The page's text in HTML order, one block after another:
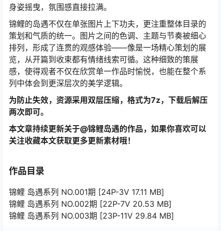
身姿摇曳，氛围感直接拉满。
锦鲤的岛遇不仅在单张图片上下功夫，更注重整体目录的
策划和气质的统一。图片之间的色调、主题与节奏被细心
排列，形成了连贯的观感体验——像是一场精心策划的展
览，从开篇到收束都有情绪线索可循。这种细致的策展
感，使得观者不仅在欣赏单一作品时愉悦，也能在整个系
列中体会到更深层次的美学逻辑。
为防止失效，资源采用双层压缩，格式为7z，下载后解压
两次即可。
本文章持续更新关于@锦鲤岛遇的作品，如果你喜欢可以
关注收藏本文获取更多更新素材哦！
作品目录
锦鲤 岛遇系列 NO.001期 [24P-3V 17.11 MB]
锦鲤 岛遇系列 NO.002期 [22P-7V 20.53 MB]
锦鲤 岛遇系列 NO.003期 [23P-11V 29.84 MB]